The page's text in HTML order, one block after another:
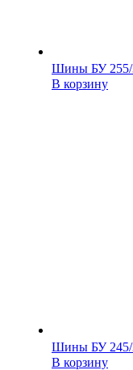
Шины БУ 255/
В корзину
Шины БУ 245/
В корзину